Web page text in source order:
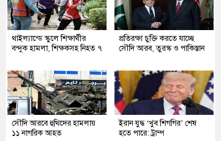
থাইল্যান্ডে স্কুলে শিক্ষার্থীর
বন্দুক হামলা, শিক্ষকসহ নিহত ৭
প্রতিরক্ষা চুক্তি করতে যাচ্ছে
সৌদি আরব, তুরস্ক ও পাকিস্তান
সৌদি আরবে হুথিদের হামলায়
১১ নাগরিক আহত
ইরান যুদ্ধ ‘খুব শিগগির’ শেষ
হতে পারে: ট্রাম্প